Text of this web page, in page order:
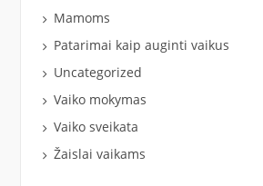
Mamoms
Patarimai kaip auginti vaikus
Uncategorized
Vaiko mokymas
Vaiko sveikata
Žaislai vaikams